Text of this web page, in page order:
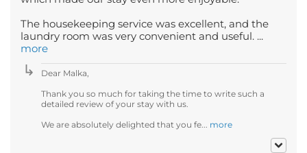
The housekeeping service was excellent, and the
laundry room was very convenient and useful. ...
more
Dear Malka,
Thank you so much for taking the time to write such a
detailed review of your stay with us.
We are absolutely delighted that you fe... more